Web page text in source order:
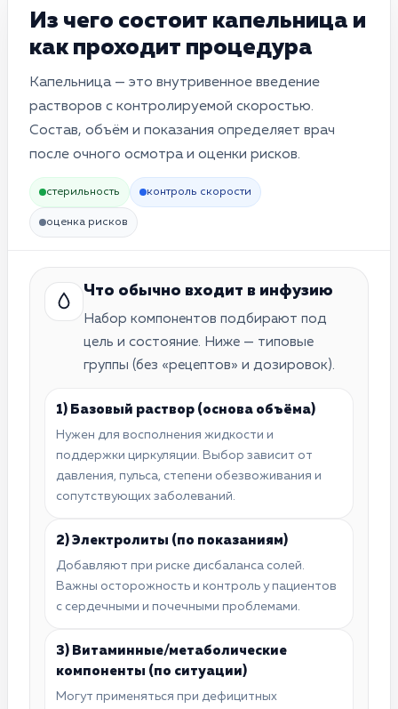
Из чего состоит капельница и
как проходит процедура
Капельница — это внутривенное введение
растворов с контролируемой скоростью.
Состав, объём и показания определяет врач
после очного осмотра и оценки рисков.
стерильность контроль скорости
оценка рисков
Что обычно входит в инфузию
Набор компонентов подбирают под
цель и состояние. Ниже — типовые
группы (без «рецептов» и дозировок).
1) Базовый раствор (основа объёма)
Нужен для восполнения жидкости и
поддержки циркуляции. Выбор зависит от
давления, пульса, степени обезвоживания и
сопутствующих заболеваний.
2) Электролиты (по показаниям)
Добавляют при риске дисбаланса солей.
Важны осторожность и контроль у пациентов
с сердечными и почечными проблемами.
3) Витаминные/метаболические
компоненты (по ситуации)
Могут применяться при дефицитных